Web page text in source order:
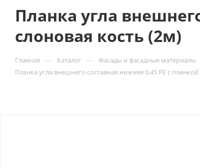
Планка угла
слоновая кость (2м)
Главная — Каталог — Фасады и фасадные материалы
Планка угла внешнего составная нижняя 0,45 PE с